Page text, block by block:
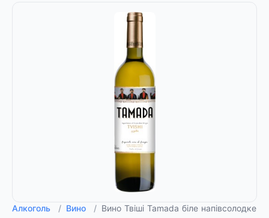
Алкоголь / Вино / Вино Твіші Tamada біле